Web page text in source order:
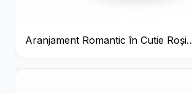
Aranjament Romantic în Cutie Roșie
cu Trandafiri și Crizanteme